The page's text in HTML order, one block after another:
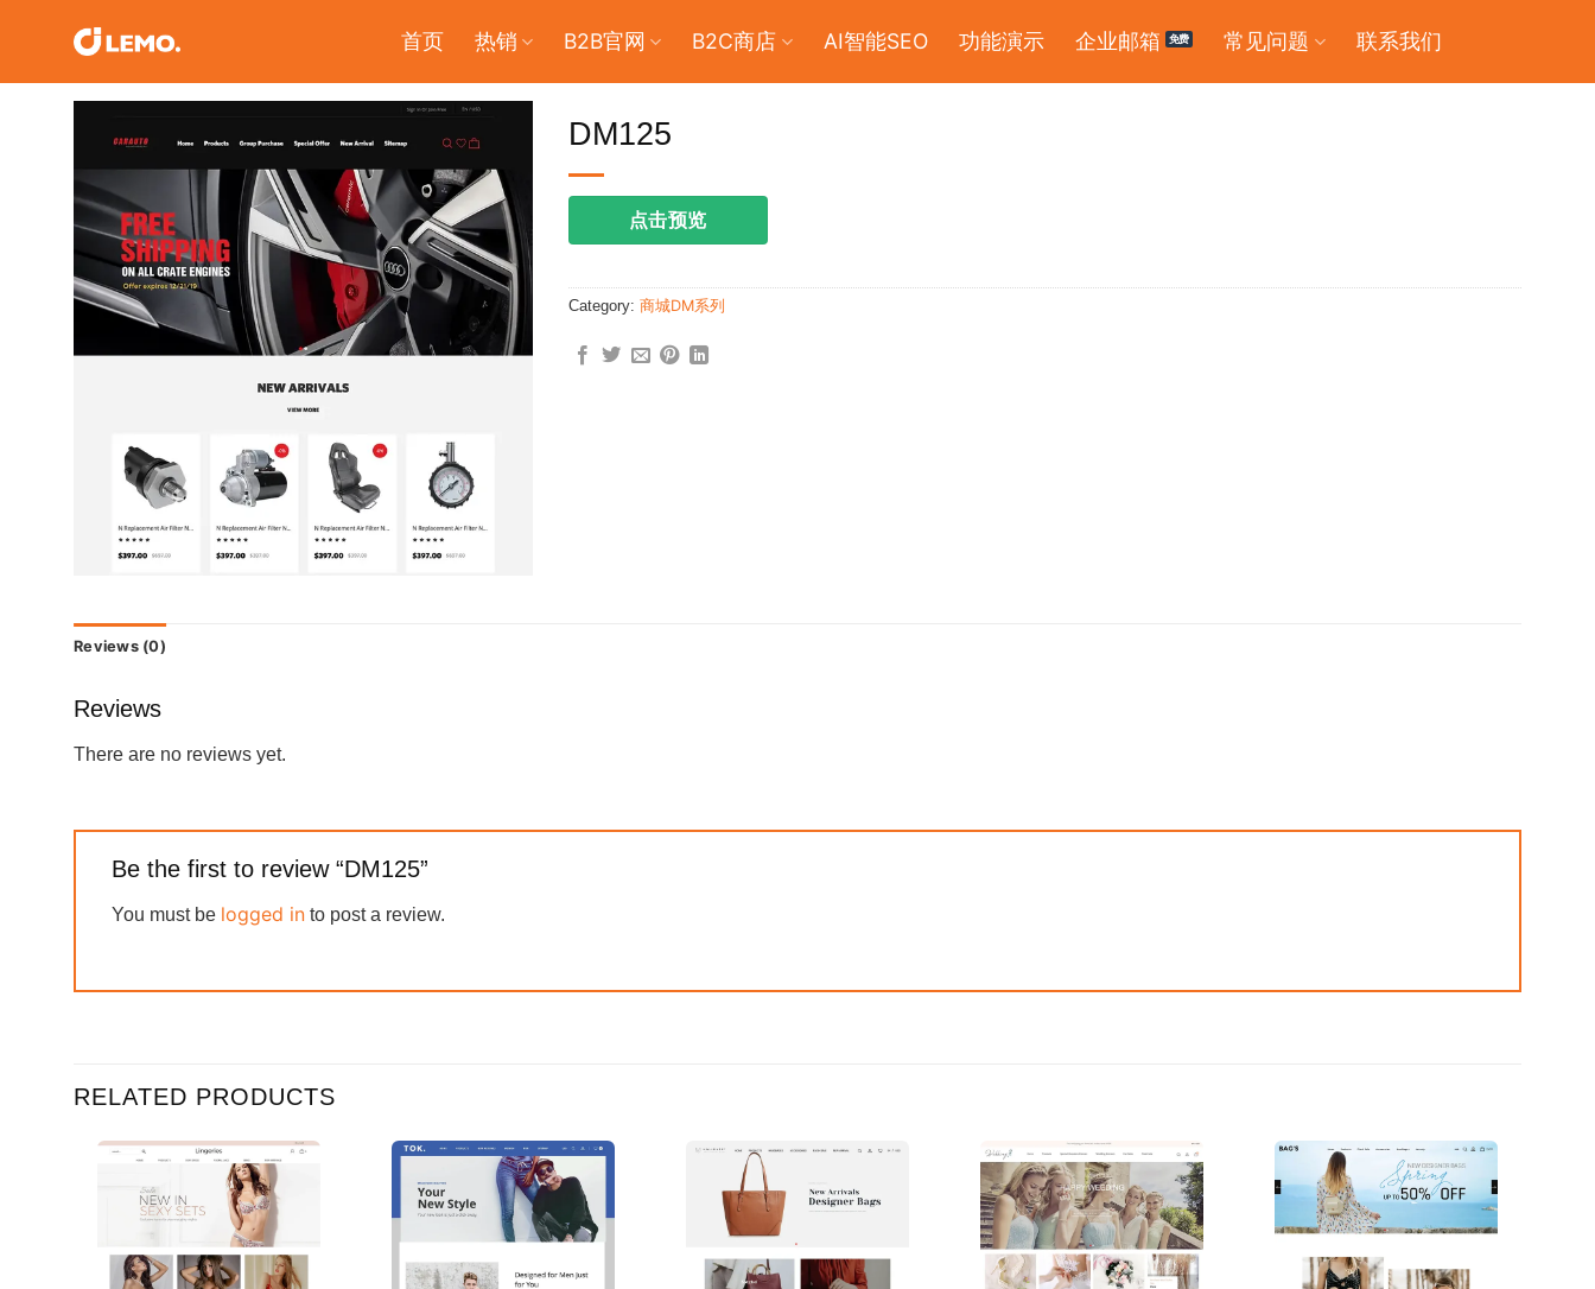
首页 热销 B2B官网 B2C商店 AI智能SEO 功能演示 企业邮箱 常见问题 联系我们
DM125
点击预览
Category: 商城DM系列
Reviews (0)
Reviews
There are no reviews yet.
Be the first to review “DM125”
You must be logged in to post a review.
RELATED PRODUCTS